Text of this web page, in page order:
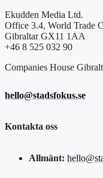
Ekudden Media Ltd.
Office 3.4, World Trade
Gibraltar GX11 1AA
+46 8 525 032 90
Companies House
hello@stadsfokus.se
Kontakta oss
Allmänt: